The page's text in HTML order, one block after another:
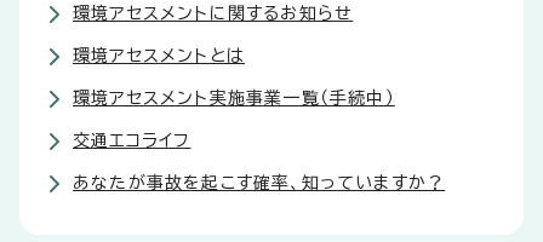
環境アセスメントに関するお知らせ
環境アセスメントとは
環境アセスメント実施事業一覧（手続中）
交通エコライフ
あなたが事故を起こす確率、知っていますか？